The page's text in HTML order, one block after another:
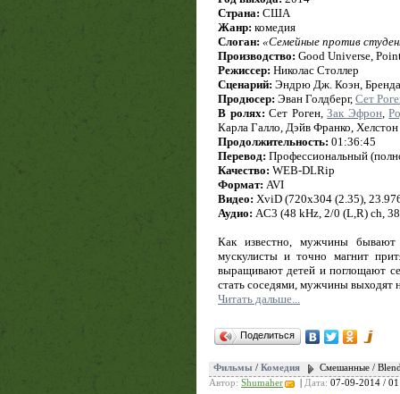
Страна: США
Жанр: комедия
Слоган: «Семейные против
Производство: Good Universe,
Режиссер: Николас Столлер
Сценарий: Эндрю Дж. Коэн,
Продюсер: Эван Голдберг, Сет
В ролях: Сет Роген,Зак Эфрон,
Карла Галло, Дэйв Франко,
Продолжительность: 01:36:45
Перевод: Профессиональный
Качество: WEB-DLRip
Формат: AVI
Видео: XviD (720x304 (2.35),
Аудио: AC3 (48 kHz, 2/0 (L,R) ch,
Как известно, мужчины
мускулисты и точно магнит
выращивают детей и поглощают
стать соседями, мужчины выходят
Читать дальше...
Поделиться
Фильмы / Комедия
Смешанные /
Автор: Shumaher Дата: 07-09-2014 /